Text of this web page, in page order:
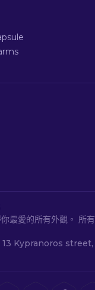
最愛的所有外觀。 所
Kypranoros street,